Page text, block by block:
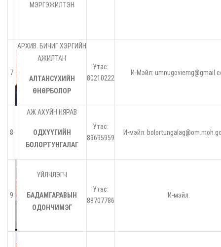
МЭРГЭЖИЛТЭН
7
АРХИВ. БИЧИГ ХЭРГИЙН
АЖИЛТАН
АЛТАНСҮХИЙН
ӨНӨРБОЛОР
Утас:
80210222
И-Мэйл:
8
АЖ АХУЙН НЯРАВ
ОДХҮҮГИЙН
БОЛОРТУНГАЛАГ
Утас:
89695959
И-мэйл:
9
ҮЙЛЧЛЭГЧ
БАДАМГАРАВЫН
ОДОНЧИМЭГ
Утас:
88707786
И-мэйл: